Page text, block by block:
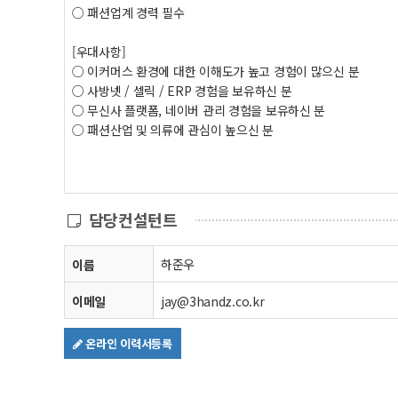
○ 패션업계 경력 필수
[우대사항]
○ 이커머스 환경에 대한 이해도가 높고 경험이 많으신 분
○ 사방넷 / 셀릭 / ERP 경험을 보유하신 분
○ 무신사 플랫폼, 네이버 관리 경험을 보유하신 분
○ 패션산업 및 의류에 관심이 높으신 분
담당컨설턴트
이름 하준우
이메일 jay@3handz.co.kr
온라인 이력서등록